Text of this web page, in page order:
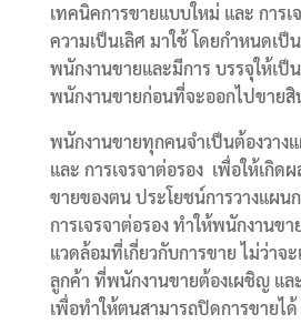
เทคนิคการขายแบบใหม่ และ การเ
ความเป็นเลิศ มาใช้ โดยกำหนดเ
พนักงานขายและมีการ บรรจุให้เป็
พนักงานขายก่อนที่จะออกไปขายสิ
พนักงานขายทุกคนจำเป็นต้องวาง
และ การเจรจาต่อรอง เพื่อให้เกิด
ขายของตน ประโยชน์การวางแผน
การเจรจาต่อรอง ทำให้พนักงานขา
แวดล้อมที่เกี่ยวกับการขาย ไม่ว่าจ
ลูกค้า ที่พนักงานขายต้องเผชิญ แ
เพื่อทำให้ตนสามารถปิดการขายได้